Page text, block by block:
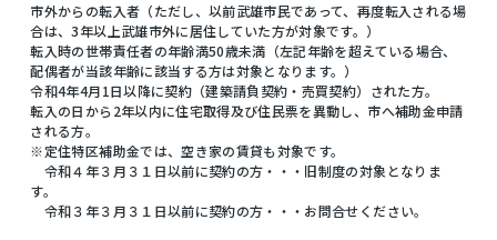
市外からの転入者（ただし、以前武雄市民であって、再度転入される場
合は、3年以上武雄市外に居住していた方が対象です。）
転入時の世帯責任者の年齢満50歳未満（左記年齢を超えている場合、
配偶者が当該年齢に該当する方は対象となります。）
令和4年4月1日以降に契約（建築請負契約・売買契約）された方。
転入の日から2年以内に住宅取得及び住民票を異動し、市へ補助金申請
される方。
※定住特区補助金では、空き家の賃貸も対象です。
令和４年３月３１日以前に契約の方・・・旧制度の対象となりま
す。
令和３年３月３１日以前に契約の方・・・お問合せください。